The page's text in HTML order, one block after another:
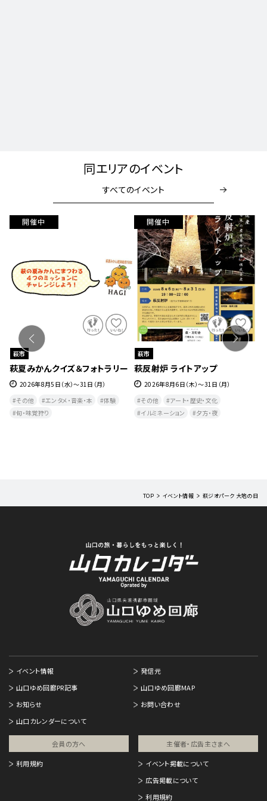
同エリアのイベント
すべてのイベント
萩市
【要申込】夏休み親子手話教室
2026年8月8日（土）8月9日（日）
キッズ
その他
交流・ボランティア
教室・研修
藍場川灯籠流し
2026年8月8日（土）・9日（日） ※雨
その他
自然・生き物
TOP イベント情報 萩ジオパーク 大地の日
イベント情報
発信元
山口ゆめ回廊PR記事
山口ゆめ回廊MAP
お知らせ
お問い合わせ
山口カレンダーについて
会員の方へ
利用規約
主催者・広告主さまへ​
イベント掲載について
広告掲載について
利用規約